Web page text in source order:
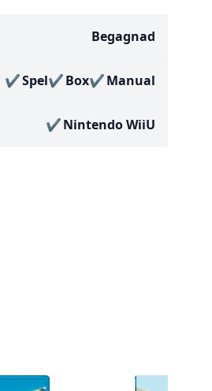
Begagnad
Spel Box Manual
Nintendo WiiU